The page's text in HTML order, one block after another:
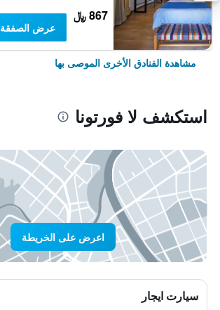
867 ﷼
عرض الصفقة
مشاهدة الفنادق الأخرى الموصى بها
استكشف لا فورتونا
اعرض على الخريطة
سيارت ايجار